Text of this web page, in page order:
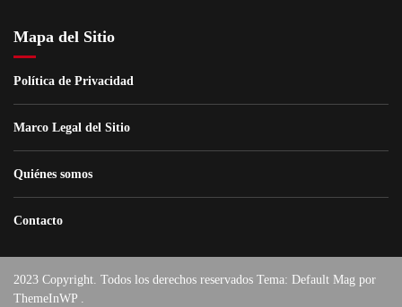
Mapa del Sitio
Política de Privacidad
Marco Legal del Sitio
Quiénes somos
Contacto
2023 Copyright. Todos los derechos reservados Tema: Default Mag por
ThemeInWP .